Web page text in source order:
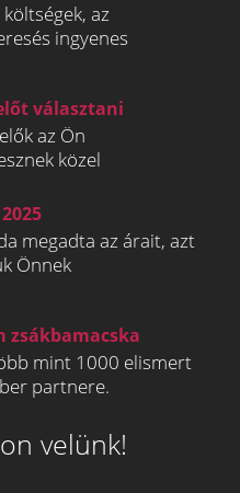
az
ingyenes
választani
az Ön
közel
megadta az árait, azt
Önnek
zsákbamacska
mint 1000 elismert
partnere.
velünk!